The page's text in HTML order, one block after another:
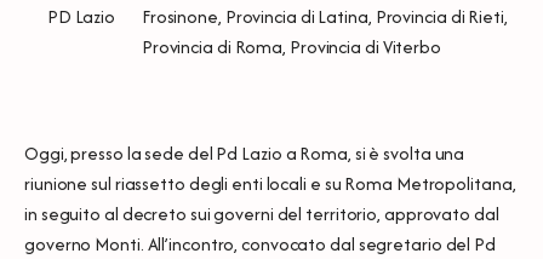
PD Lazio
Frosinone, Provincia di Latina, Provincia di Rieti,
Provincia di Roma, Provincia di Viterbo
Oggi, presso la sede del Pd Lazio a Roma, si è svolta una
riunione sul riassetto degli enti locali e su Roma Metropolitana,
in seguito al decreto sui governi del territorio, approvato dal
governo Monti. All’incontro, convocato dal segretario del Pd